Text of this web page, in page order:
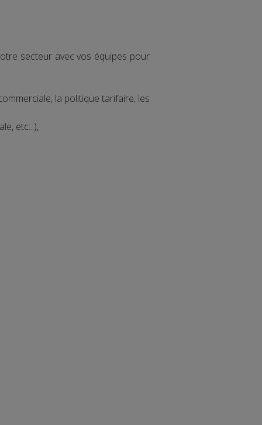
secteur avec vos équipes pour
la politique tarifaire, les
etc...),